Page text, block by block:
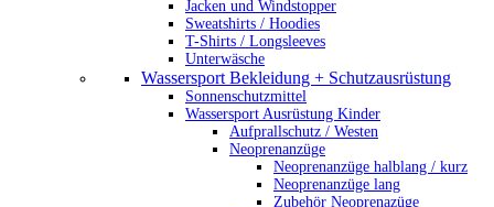
Jacken und Windstopper
Sweatshirts / Hoodies
T-Shirts / Longsleeves
Unterwäsche
Wassersport Bekleidung + Schutzausrüstung
Sonnenschutzmittel
Wassersport Ausrüstung Kinder
Aufprallschutz / Westen
Neoprenanzüge
Neoprenanzüge halblang / kurz
Neoprenanzüge lang
Zubehör Neoprenazüge